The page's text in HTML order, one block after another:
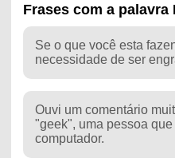
Frases com a palavra
Se o que você esta
necessidade de ser
Ouvi um comentário
"geek", uma pessoa
computador.